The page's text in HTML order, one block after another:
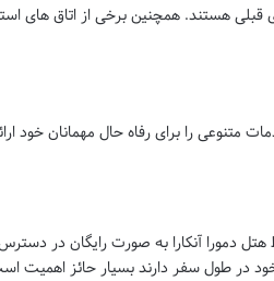
هستند. همچنین برخی از اتاق های
متنوعی را برای رفاه حال مهمانان خود
دمورا آنکارا به صورت رایگان در دسترس
خود در طول سفر دارند بسیار حائز اهمیت